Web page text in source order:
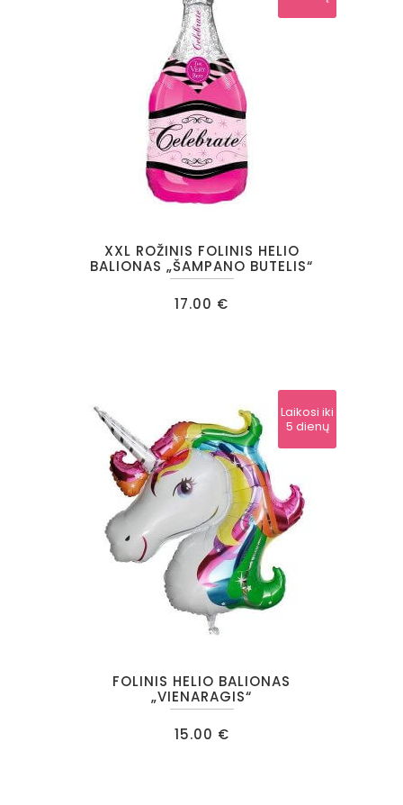
XXL ROŽINIS FOLINIS HELIO
BALIONAS „ŠAMPANO BUTELIS“
17.00 €
FOLINIS HELIO BALIONAS
„VIENARAGIS“
15.00 €
Laikosi iki
5 dienų